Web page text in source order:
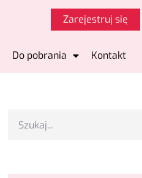
Zarejestruj się
Do pobrania Kontakt